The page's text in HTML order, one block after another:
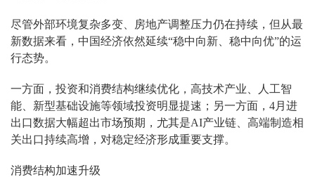
尽管外部环境复杂多变、房地产调整压力仍在持续，但从最
新数据来看，中国经济依然延续“稳中向新、稳中向优”的运
行态势。
一方面，投资和消费结构继续优化，高技术产业、人工智
能、新型基础设施等领域投资明显提速；另一方面，4月进
出口数据大幅超出市场预期，尤其是AI产业链、高端制造相
关出口持续高增，对稳定经济形成重要支撑。
消费结构加速升级